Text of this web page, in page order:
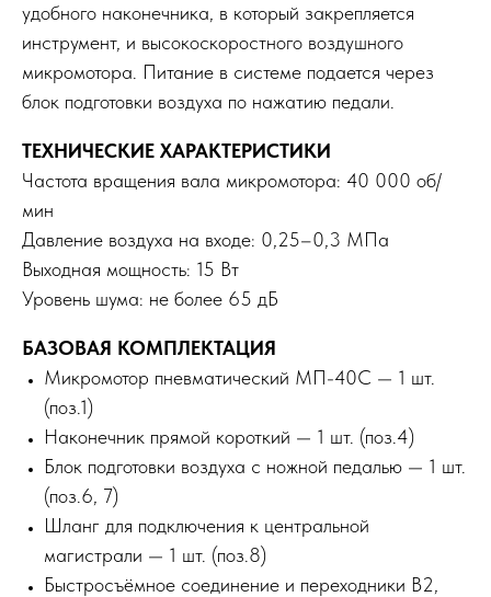
удобного наконечника, в который закрепляется
инструмент, и высокоскоростного воздушного
микромотора. Питание в системе подается через
блок подготовки воздуха по нажатию педали.
ТЕХНИЧЕСКИЕ ХАРАКТЕРИСТИКИ
Частота вращения вала микромотора: 40 000 об/
мин
Давление воздуха на входе: 0,25–0,3 МПа
Выходная мощность: 15 Вт
Уровень шума: не более 65 дБ
БАЗОВАЯ КОМПЛЕКТАЦИЯ
Микромотор пневматический МП-40С — 1 шт.
(поз.1)
Наконечник прямой короткий — 1 шт. (поз.4)
Блок подготовки воздуха с ножной педалью — 1 шт.
(поз.6, 7)
Шланг для подключения к центральной
магистрали — 1 шт. (поз.8)
Быстросъёмное соединение и переходники B2,